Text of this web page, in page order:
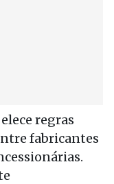
regras
fabricantes